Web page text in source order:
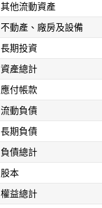
其他流動資產
不動產、廠房及設備
長期投資
資產總計
應付帳款
流動負債
長期負債
負債總計
股本
權益總計